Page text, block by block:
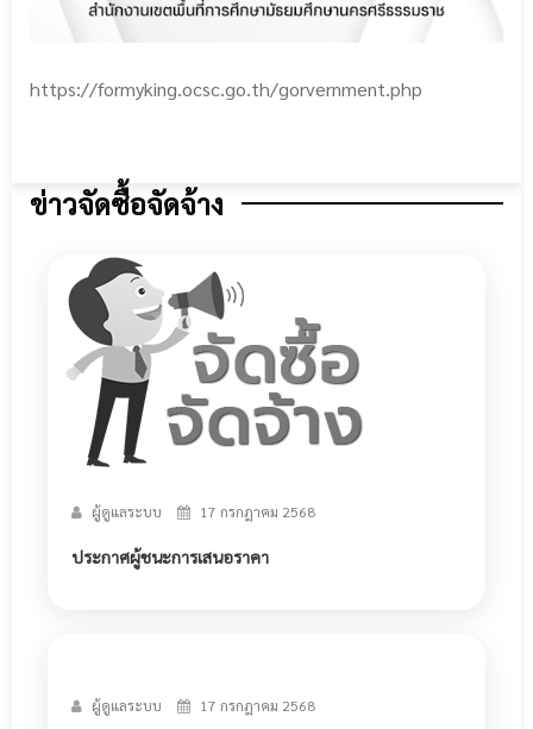
https://formyking.ocsc.go.th/gorvernment.php
ข่าวจัดซื้อจัดจ้าง
ผู้ดูแลระบบ 17 กรกฎาคม 2568
ประกาศผู้ชนะการเสนอราคา
ผู้ดูแลระบบ 17 กรกฎาคม 2568